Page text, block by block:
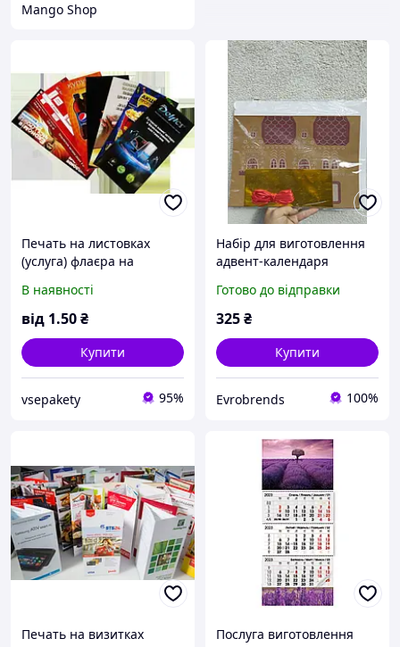
Mango Shop
Печать на листовках
(услуга) флаєра на
сертифікати
В наявності
від 1.50₴
Купити
vsepakety 95%
Набір для виготовлення
адвент-календаря
коробочки для
сюрпризів, DIY різдвяний
Готово до відправки
325₴
Купити
Evrobrends 100%
Печать на визитках
Послуга виготовлення